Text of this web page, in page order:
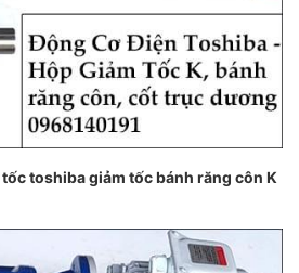
toshiba giảm tốc bánh răng côn K